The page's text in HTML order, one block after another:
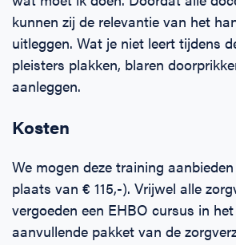
kunnen zij de relevantie van het
uitleggen. Wat je niet leert tijdens
pleisters plakken, blaren
aanleggen.
Kosten
We mogen deze training
plaats van € 115,-). Vrijwel alle
vergoeden een EHBO cursus in
aanvullende pakket van de